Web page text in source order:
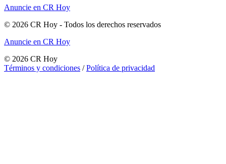
Anuncie en CR Hoy
© 2026 CR Hoy - Todos los derechos reservados
Anuncie en CR Hoy
© 2026 CR Hoy
Términos y condiciones /Política de privacidad